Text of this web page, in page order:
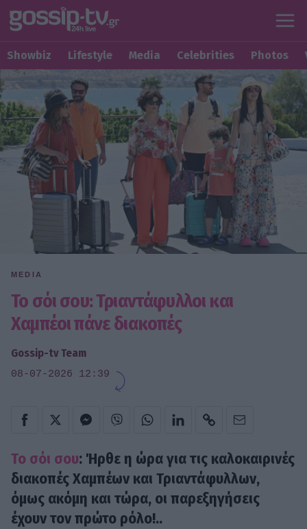
Showbiz Lifestyle Media Celebrities Photos
MEDIA
Το σόι σου: Τριαντάφυλλοι και
Χαμπέοι πάνε διακοπές
Gossip-tv Team
08-07-2026 12:39
Το σόι σου: Ήρθε η ώρα για τις καλοκαιρινές
διακοπές Χαμπέων και Τριαντάφυλλων,
όμως ακόμη και τώρα, οι παρεξηγήσεις
έχουν τον πρώτο ρόλο!..